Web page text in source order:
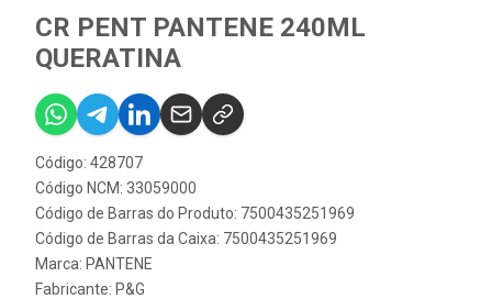
CR PENT PANTENE 240ML
QUERATINA
Código: 428707
Código NCM: 33059000
Código de Barras do Produto: 7500435251969
Código de Barras da Caixa: 7500435251969
Marca: PANTENE
Fabricante: P&G